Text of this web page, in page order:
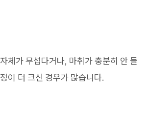
체가 무섭다거나, 마취가 충분히 안 들
이 더 크신 경우가 많습니다.